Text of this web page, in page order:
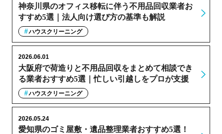
神奈川県のオフィス移転に伴う不用品回収業者お
すすめ5選｜法人向け選び方の基準も解説
ハウスクリーニング
大阪府で荷造りと不用品回収をまとめて相談でき
る業者おすすめ5選｜忙しい引越しをプロが支援
2026.06.01
ハウスクリーニング
愛知県のゴミ屋敷・遺品整理業者おすすめ5選！
2026.05.24